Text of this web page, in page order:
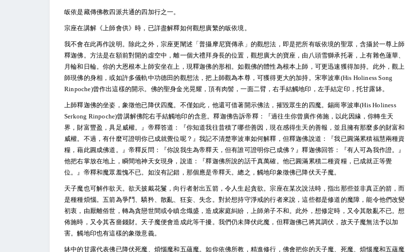
皈依是藏傳佛教四派共通的四加行之一。
宗座在講解《上師會供》時，已詳盡解釋如何觀想廣繁的皈依境。
我不會在此再作說明。除此之外，宗座更闡述「普攝摩尼寶傳承」的觀想法，即是把所有皈依境的聖眾，含攝於一尊上師
釋迦佛。方法是在額前對開的虛空中，離一個大禮拜身長的位置，觀想廣大的寶座，由八頭雪獅承托著，上有雜色蓮華、
月輪和日輪。你的大恩根本上師安坐在上，現釋迦佛的形相。如觀佛的體性為根本上師，可更迅速獲得加持。此外，觀上
師現佛的身相，或如許多儀軌中功德田的觀想法，把上師觀為本尊，可獲得更大的加持。宋寧波車(His Holiness Song
Rinpoche)曾作出這樣的開示。佛的聖身金光晃耀，頂有肉髻，一面二臂，右手結觸地印，左手結定印，托甘露缽。
上師釋迦佛的坐姿，象徵他已降伏四魔。不僅如此，他還可借著開示佛法，摧毀眾生的四魔。錫崗寧波車(His Holiness
Serkong Rinpoche)曾講解佛陀右手結觸地印的含意。釋迦佛告訴帝釋：『過往生你曾廣作佈施，以此因緣，你轉生天
界，財富豐盈，具足威權。』帝釋答道：『你知道我往昔積了哪些善因，現在感得生天的善報，並且擁有那麼多的財富和
威權。不過，有什麼可證明你已成就覺位呢？』我記不清楚寧波車如何解釋，但釋迦佛說道：『我已圓滿累積福慧兩種資
糧，藉此圓成佛道。』帝釋反問：『你說我生為帝釋天，但有誰可證明你已成佛？』釋迦佛回答：『有人可為我作證。』
他把右掌放在地上，瞬間地神天女現身，說道：『釋迦佛所說的話千真萬確。他已圓滿累積二種資糧，已成就正等覺
位。』帝釋和魔眾羞愧不已。如沒有記錯，那個應是帝釋天。總之，觸地印象徵佛已降伏天子魔。
天子魔也可解作欲天。欲天披戴花鬘，向行者射出五箭，令人生起貪欲。宗座在某次說法時，指出那些並非真正的箭，而
是種種煩惱。五箭為爭鬥、驕矜、散亂、狂妄、失念。對於想持守淨戒的行者來說，這些都是修道的魔障，能令他們改變
初衷，由厭離俗世，轉為貪戀世間或令瞋念熾盛，造成家庭糾紛，上師弟子不和。此外，想修定時，又令其散亂不已。想
佈施時，又令其吝嗇錢財。天子魔便會造成此等干擾。我們仍未降伏此魔，但釋迦佛已將其調伏，故天子魔無法予以加
害。觸地印也有這樣的象徵意義。
缽中的甘露代表佛已降伏死魔、煩惱魔和五蘊魔。如你依佛所教，精進修行，佛會把你的天子魔、死魔、煩惱魔和五蘊魔